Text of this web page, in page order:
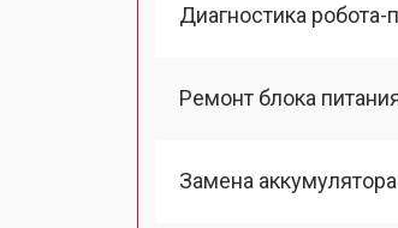
Диагностика
Ремонт блока
Замена аккумулятора